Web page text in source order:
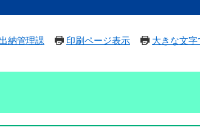
出納管理課 印刷ページ表示 大きな文